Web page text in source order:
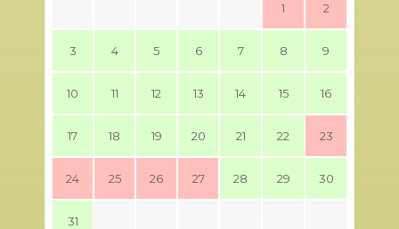
1 2
3 4 5 6 7 8 9
10 11 12 13 14 15 16
17 18 19 20 21 22 23
24 25 26 27 28 29 30
31